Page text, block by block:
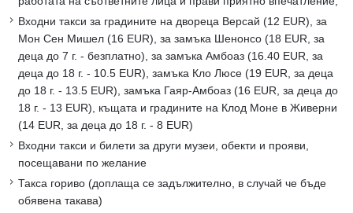
Входни такси за градините на двореца Версай (12 EUR), за
Мон Сен Мишел (16 EUR), за замъка Шенонсо (18 EUR, за
деца до 7 г. - безплатно), за замъка Амбоаз (16.40 EUR, за
деца до 18 г. - 10.5 EUR), замъка Кло Люсе (19 EUR, за деца
до 18 г. - 13.5 EUR), замъка Гаяр-Амбоаз (16 EUR, за деца до
18 г. - 13 EUR), къщата и градините на Клод Моне в Живерни
(14 EUR, за деца до 18 г. - 8 EUR)
Входни такси и билети за други музеи, обекти и прояви,
посещавани по желание
Такса гориво (доплаща се задължително, в случай че бъде
обявена такава)